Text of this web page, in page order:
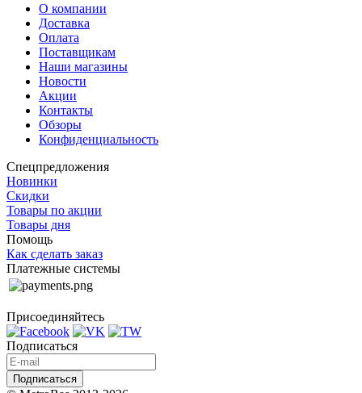
О компании
Доставка
Оплата
Поставщикам
Наши магазины
Новости
Акции
Контакты
Обзоры
Конфиденциальность
Спецпредложения
Новинки
Скидки
Товары по акции
Товары дня
Помощь
Как сделать заказ
Платежные системы
Присоединяйтесь
Подписаться